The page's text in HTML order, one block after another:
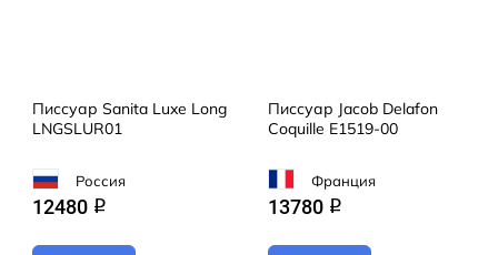
Писсуар Sanita Luxe Long
LNGSLUR01
Россия
12480 q
Писсуар Jacob Delafon
Coquille E1519-00
Франция
13780 q